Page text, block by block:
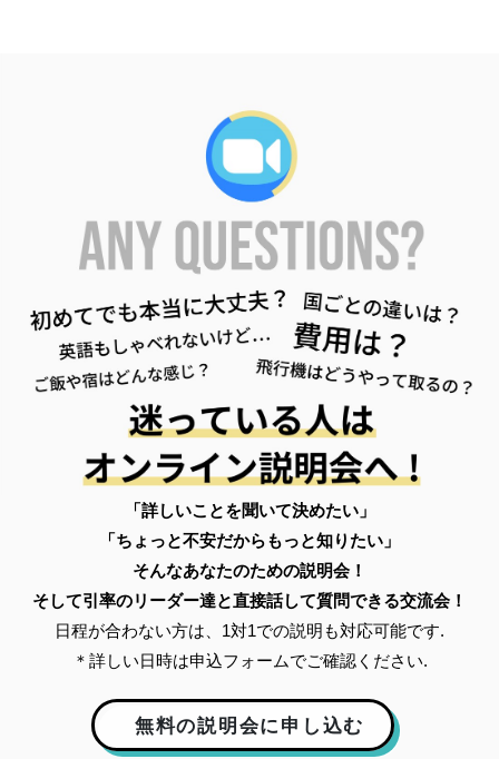
「詳しいことを聞いて決めたい」
「ちょっと不安だからもっと知りたい」
そんなあなたのための説明会！
そして引率のリーダー達と直接話して質問できる交流会！
日程が合わない方は、1対1での説明も対応可能です.
＊詳しい日時は申込フォームでご確認ください.
無料の説明会に申し込む